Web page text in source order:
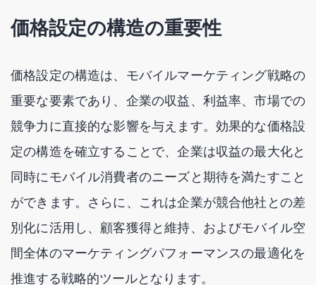
価格設定の構造の重要性
価格設定の構造は、モバイルマーケティング戦略の
重要な要素であり、企業の収益、利益率、市場での
競争力に直接的な影響を与えます。効果的な価格設
定の構造を確立することで、企業は収益の最大化と
同時にモバイル消費者のニーズと期待を満たすこと
ができます。さらに、これは企業が競合他社との差
別化に活用し、顧客獲得と維持、およびモバイル空
間全体のマーケティングパフォーマンスの最適化を
推進する戦略的ツールとなります。